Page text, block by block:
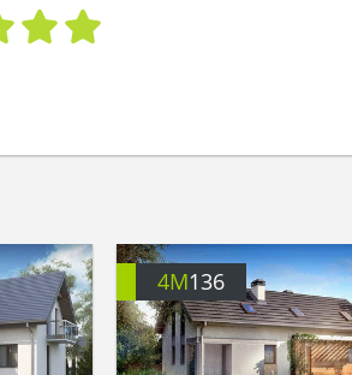
4M136